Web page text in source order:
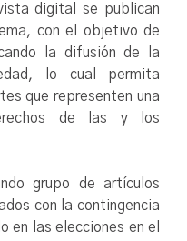
digital se publican
con el objetivo de
la difusión de la
lo cual permita
que representen una
de las y los
grupo de artículos
con la contingencia
en las elecciones en el